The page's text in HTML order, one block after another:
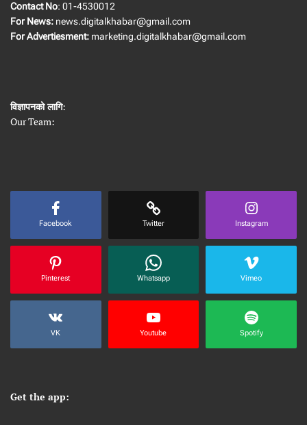
Contact No: 01-4530012
For News: news.digitalkhabar@gmail.com
For Advertiesment: marketing.digitalkhabar@gmail.com
विज्ञापनको लागि:
Our Team:
Facebook Twitter Instagram
Pinterest Whatsapp Vimeo
VK Youtube Spotify
Get the app: